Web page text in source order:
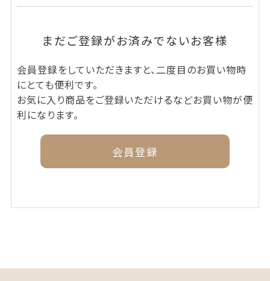
まだご登録がお済みでないお客様
会員登録をしていただきますと、二度目のお買い物時
にとても便利です。
お気に入り商品をご登録いただけるなどお買い物が便
利になります。
会員登録